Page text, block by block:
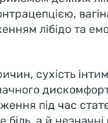
лібідо та
сухість
під час